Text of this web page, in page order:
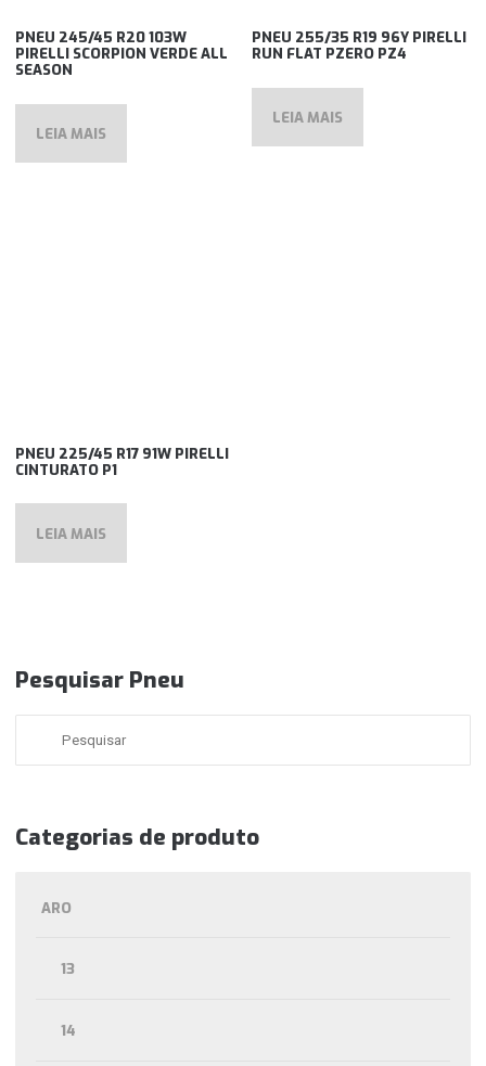
PNEU 245/45 R20 103W
PIRELLI SCORPION VERDE ALL
SEASON
LEIA MAIS
PNEU 255/35 R19 96Y PIRELLI
RUN FLAT PZERO PZ4
LEIA MAIS
PNEU 225/45 R17 91W PIRELLI
CINTURATO P1
LEIA MAIS
Pesquisar Pneu
Categorias de produto
ARO
13
14